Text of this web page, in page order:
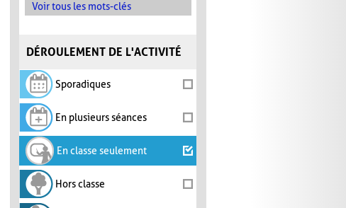
Voir tous les mots-clés
DÉROULEMENT DE L'ACTIVITÉ
Sporadiques
En plusieurs séances
En classe seulement
Hors classe